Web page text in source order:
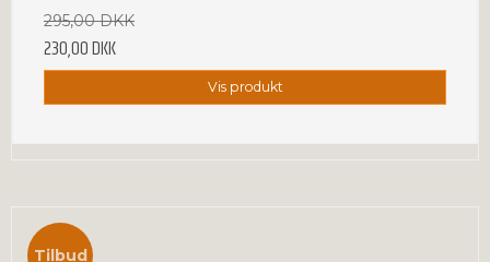
295,00 DKK
230,00 DKK
Vis produkt
Tilbud